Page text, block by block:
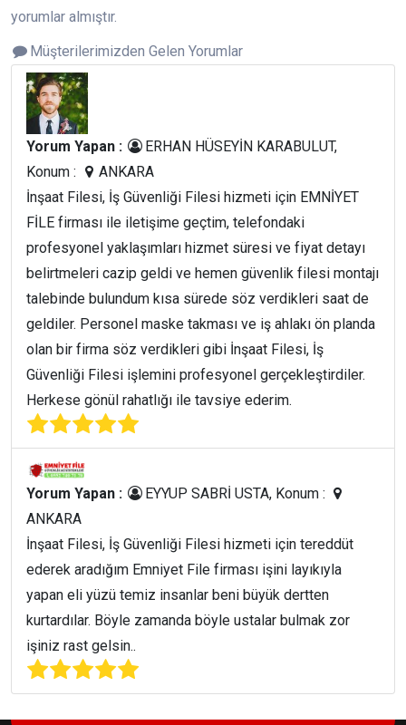
yorumlar almıştır.
Müşterilerimizden Gelen Yorumlar
Yorum Yapan :
ERHAN HÜSEYİN KARABULUT,
Konum :
ANKARA
İnşaat Filesi, İş Güvenliği Filesi hizmeti için EMNİYET
FİLE firması ile iletişime geçtim, telefondaki
profesyonel yaklaşımları hizmet süresi ve fiyat detayı
belirtmeleri cazip geldi ve hemen güvenlik filesi montajı
talebinde bulundum kısa sürede söz verdikleri saat de
geldiler. Personel maske takması ve iş ahlakı ön planda
olan bir firma söz verdikleri gibi İnşaat Filesi, İş
Güvenliği Filesi işlemini profesyonel gerçekleştirdiler.
Herkese gönül rahatlığı ile tavsiye ederim.
Yorum Yapan :
EYYUP SABRİ USTA, Konum :
ANKARA
İnşaat Filesi, İş Güvenliği Filesi hizmeti için tereddüt
ederek aradığım Emniyet File firması işini layıkıyla
yapan eli yüzü temiz insanlar beni büyük dertten
kurtardılar. Böyle zamanda böyle ustalar bulmak zor
işiniz rast gelsin..